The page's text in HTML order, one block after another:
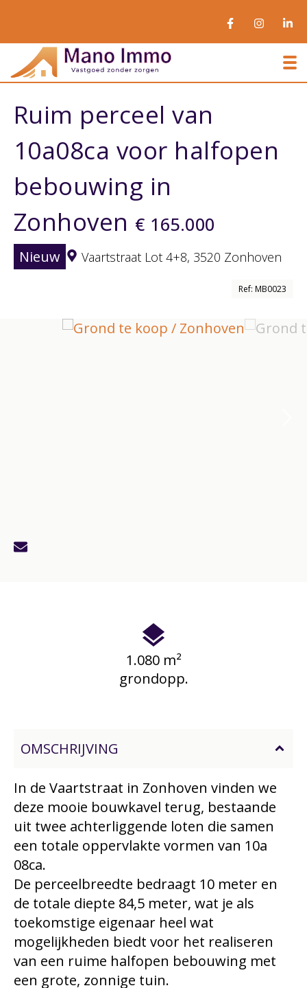
Ruim perceel van
10a08ca voor halfopen
bebouwing in
Zonhoven € 165.000
Nieuw Vaartstraat Lot 4+8, 3520 Zonhoven
Ref: MB0023
1.080 m²
grondopp.
OMSCHRIJVING
In de Vaartstraat in Zonhoven vinden we
deze mooie bouwkavel terug, bestaande
uit twee achterliggende loten die samen
een totale oppervlakte vormen van 10a
08ca.
De perceelbreedte bedraagt 10 meter en
de totale diepte 84,5 meter, wat je als
toekomstige eigenaar heel wat
mogelijkheden biedt voor het realiseren
van een ruime halfopen bebouwing met
een grote, zonnige tuin.